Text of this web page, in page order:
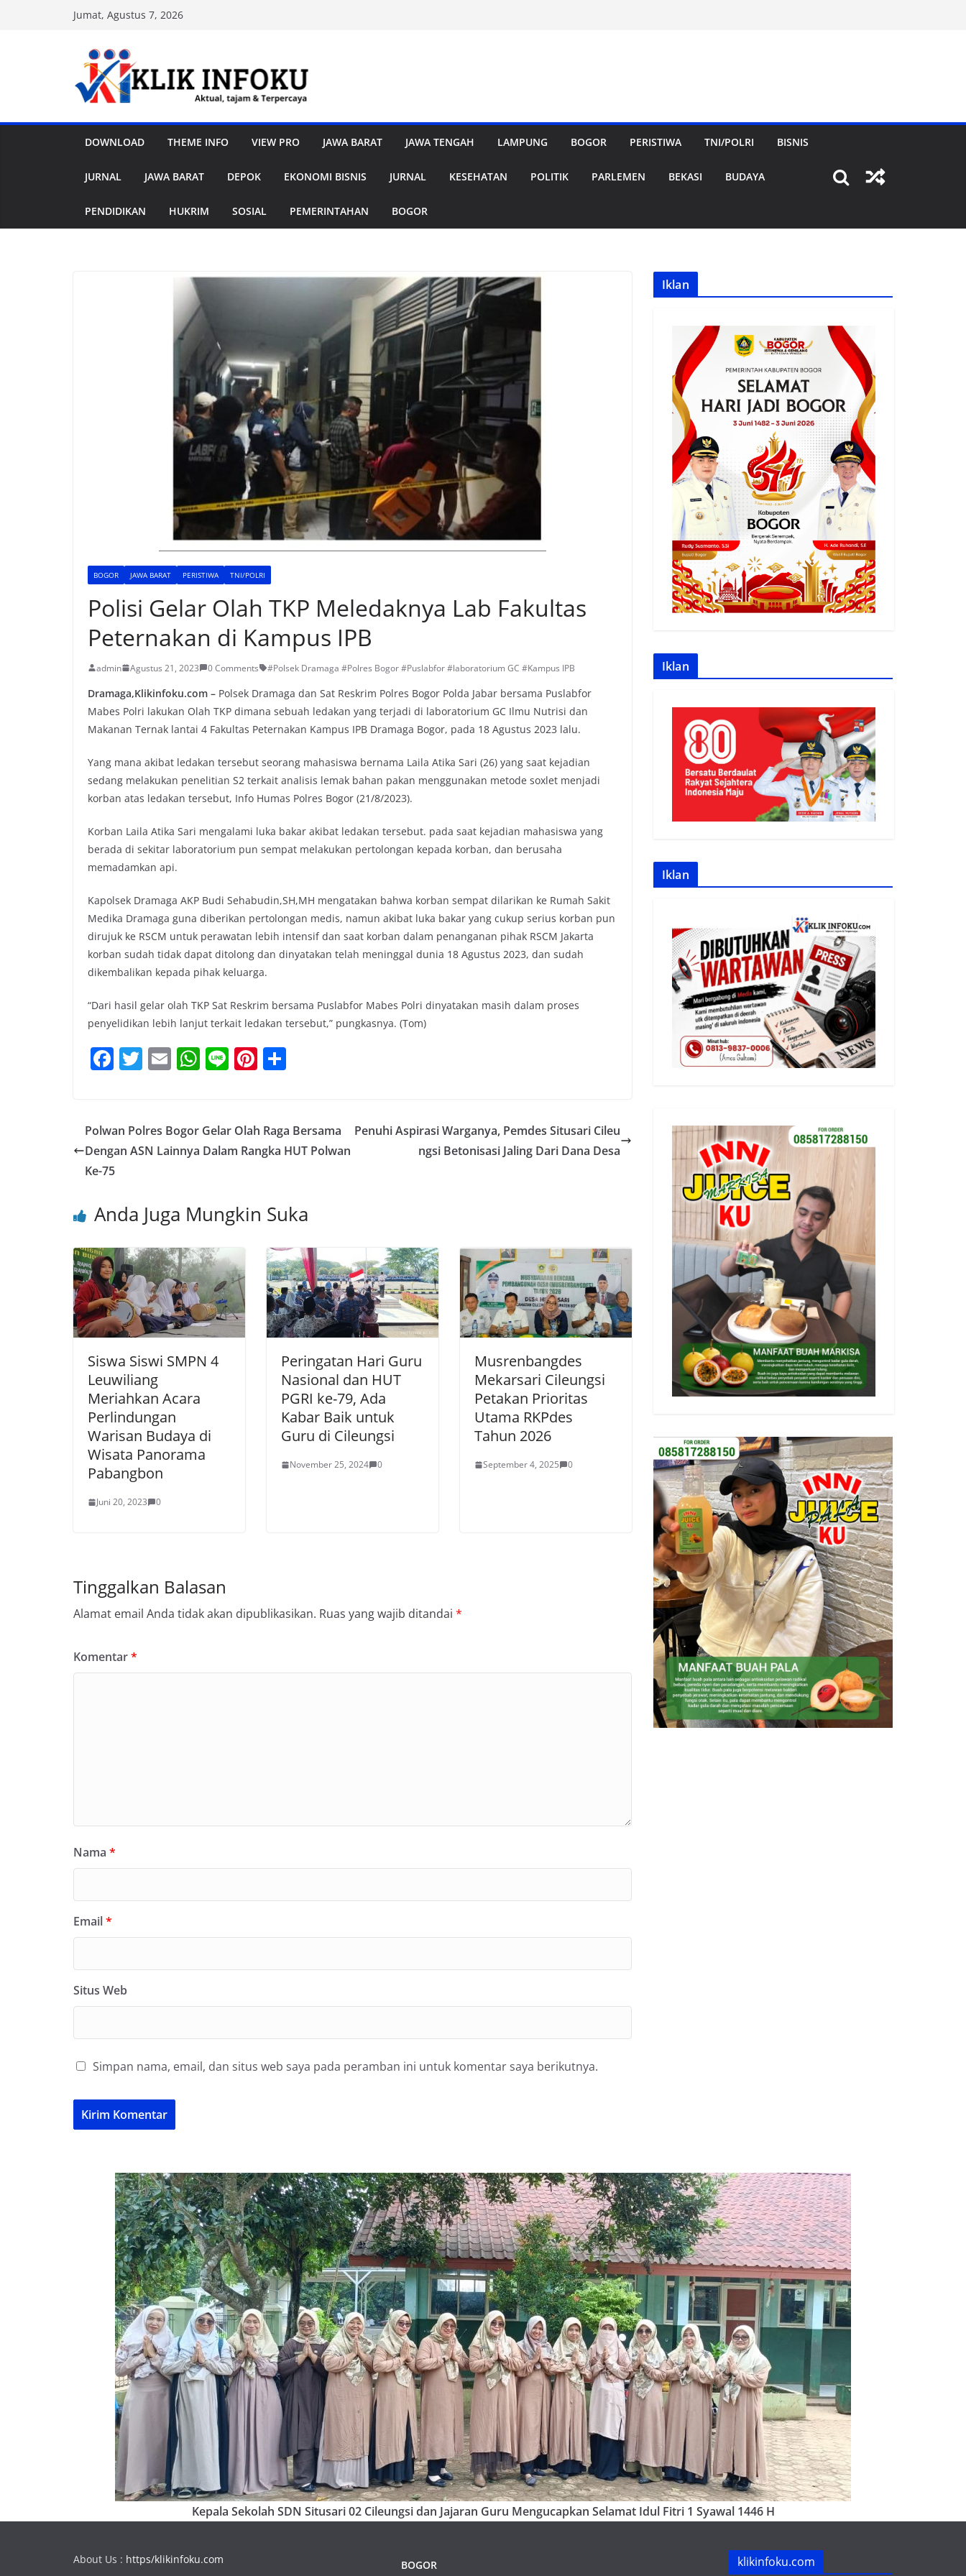
Jumat, Agustus 7, 2026
DOWNLOAD THEME INFO VIEW PRO JAWA BARAT JAWA TENGAH LAMPUNG BOGOR PERISTIWA TNI/POLRI BISNIS
JURNAL JAWA BARAT DEPOK EKONOMI BISNIS JURNAL KESEHATAN POLITIK PARLEMEN BEKASI BUDAYA
PENDIDIKAN HUKRIM SOSIAL PEMERINTAHAN BOGOR
BOGOR JAWA BARAT PERISTIWA TNI/POLRI
Polisi Gelar Olah TKP Meledaknya Lab Fakultas
Peternakan di Kampus IPB
admin Agustus 21, 2023 0 Comments #Polsek Dramaga #Polres Bogor #Puslabfor #laboratorium GC #Kampus IPB
Dramaga,Klikinfoku.com – Polsek Dramaga dan Sat Reskrim Polres Bogor Polda Jabar bersama Puslabfor
Mabes Polri lakukan Olah TKP dimana sebuah ledakan yang terjadi di laboratorium GC Ilmu Nutrisi dan
Makanan Ternak lantai 4 Fakultas Peternakan Kampus IPB Dramaga Bogor, pada 18 Agustus 2023 lalu.
Yang mana akibat ledakan tersebut seorang mahasiswa bernama Laila Atika Sari (26) yang saat kejadian
sedang melakukan penelitian S2 terkait analisis lemak bahan pakan menggunakan metode soxlet menjadi
korban atas ledakan tersebut, Info Humas Polres Bogor (21/8/2023).
Korban Laila Atika Sari mengalami luka bakar akibat ledakan tersebut. pada saat kejadian mahasiswa yang
berada di sekitar laboratorium pun sempat melakukan pertolongan kepada korban, dan berusaha
memadamkan api.
Kapolsek Dramaga AKP Budi Sehabudin,SH,MH mengatakan bahwa korban sempat dilarikan ke Rumah Sakit
Medika Dramaga guna diberikan pertolongan medis, namun akibat luka bakar yang cukup serius korban pun
dirujuk ke RSCM untuk perawatan lebih intensif dan saat korban dalam penanganan pihak RSCM Jakarta
korban sudah tidak dapat ditolong dan dinyatakan telah meninggal dunia 18 Agustus 2023, dan sudah
dikembalikan kepada pihak keluarga.
“Dari hasil gelar olah TKP Sat Reskrim bersama Puslabfor Mabes Polri dinyatakan masih dalam proses
penyelidikan lebih lanjut terkait ledakan tersebut,” pungkasnya. (Tom)
F
a
e
b
o
k
T
w
er
E
m
l
W
h
s
A
Li
n
Pi
nt
e
st
e
Polwan Polres Bogor Gelar Olah Raga Bersama
Dengan ASN Lainnya Dalam Rangka HUT Polwan
Ke-75
Penuhi Aspirasi Warganya, Pemdes Situsari Cileu
ngsi Betonisasi Jaling Dari Dana Desa
Anda Juga Mungkin Suka
Siswa Siswi SMPN 4
Leuwiliang
Meriahkan Acara
Perlindungan
Warisan Budaya di
Wisata Panorama
Pabangbon
Juni 20, 2023 0
Peringatan Hari Guru
Nasional dan HUT
PGRI ke-79, Ada
Kabar Baik untuk
Guru di Cileungsi
November 25, 2024 0
Musrenbangdes
Mekarsari Cileungsi
Petakan Prioritas
Utama RKPdes
Tahun 2026
September 4, 2025 0
Tinggalkan Balasan
Alamat email Anda tidak akan dipublikasikan. Ruas yang wajib ditandai *
Komentar*
Nama *
Email*
Situs Web
Simpan nama, email, dan situs web saya pada peramban ini untuk komentar saya berikutnya.
Iklan
Iklan
Iklan
Kepala Sekolah SDN Situsari 02 Cileungsi dan Jajaran Guru Mengucapkan Selamat Idul Fitri 1 Syawal 1446 H
About Us : https/klikinfoku.com BOGOR klikinfoku.com